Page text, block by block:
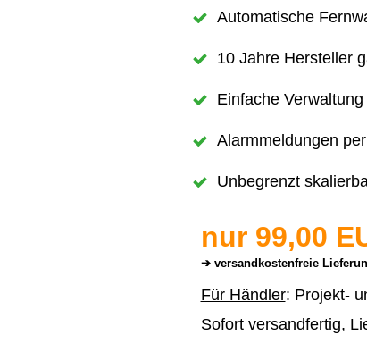
Automatische
10 Jahre Hersteller
Einfache
Alarmmeldungen
Unbegrenzt
nur 99,00
➔ versandkostenfreie
Für Händler: Projekt-
Sofort versandfertig,